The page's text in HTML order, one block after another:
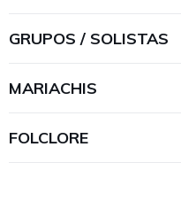
GRUPOS / SOLISTAS
MARIACHIS
FOLCLORE